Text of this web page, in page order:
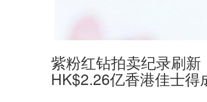
紫粉红钻拍卖纪录刷
HK$2.26亿香港佳士得